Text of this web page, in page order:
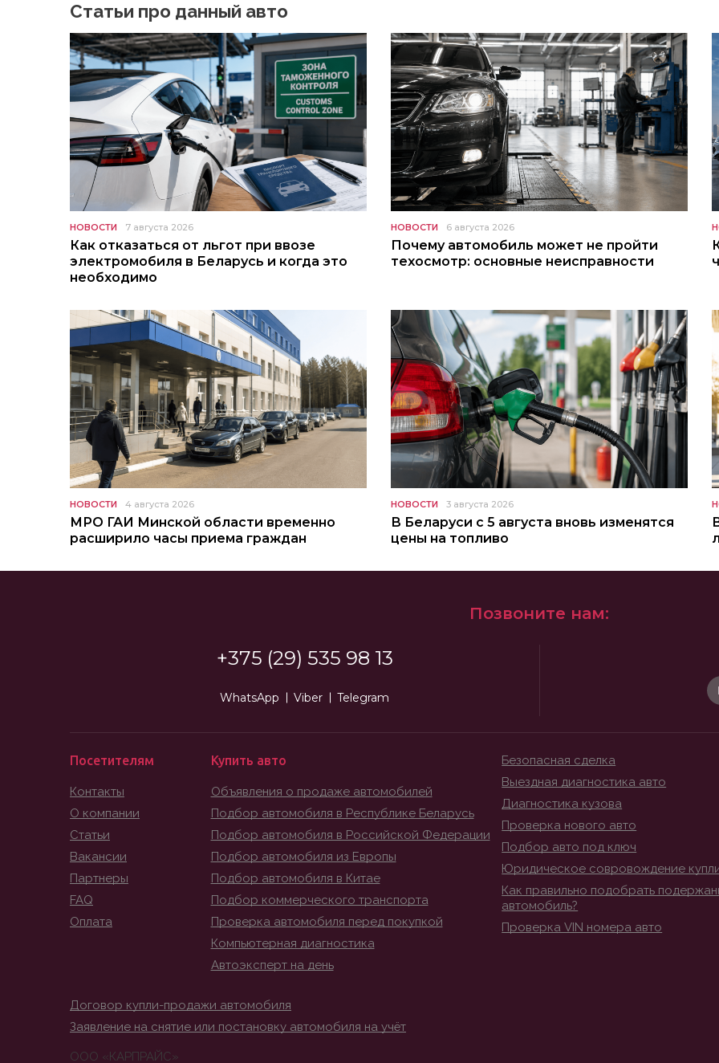
Статьи про данный авто
НОВОСТИ 7 августа 2026
Как отказаться от льгот при ввозе
электромобиля в Беларусь и когда это
необходимо
НОВОСТИ 6 августа 2026
Почему автомобиль может не пройти
техосмотр: основные неисправности
НОВОСТИ 4 августа 2026
МРО ГАИ Минской области временно
расширило часы приема граждан
НОВОСТИ 3 августа 2026
В Беларуси с 5 августа вновь изменятся
цены на топливо
Позвоните нам:
+375 (29) 535 98 13
WhatsApp Viber Telegram
Посетителям
Контакты
О компании
Статьи
Вакансии
Партнеры
FAQ
Оплата
Купить авто
Объявления о продаже автомобилей
Подбор автомобиля в Республике Беларусь
Подбор автомобиля в Российской Федерации
Подбор автомобиля из Европы
Подбор автомобиля в Китае
Подбор коммерческого транспорта
Проверка автомобиля перед покупкой
Компьютерная диагностика
Автоэксперт на день
Безопасная сделка
Выездная диагностика авто
Диагностика кузова
Проверка нового авто
Подбор авто под ключ
Юридическое совровождение
Как правильно подобрать
автомобиль?
Проверка VIN номера авто
Договор купли-продажи автомобиля
Заявление на снятие или постановку автомобиля на учёт
ООО «КАРПРАЙС»